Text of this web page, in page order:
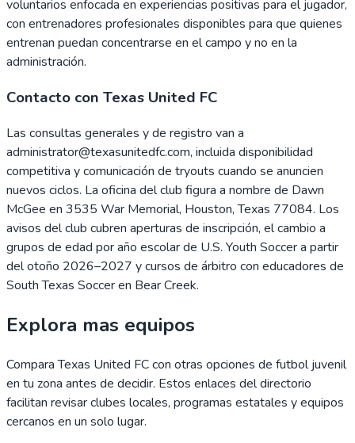
voluntarios enfocada en experiencias positivas para el jugador,
con entrenadores profesionales disponibles para que quienes
entrenan puedan concentrarse en el campo y no en la
administración.
Contacto con Texas United FC
Las consultas generales y de registro van a
administrator@texasunitedfc.com, incluida disponibilidad
competitiva y comunicación de tryouts cuando se anuncien
nuevos ciclos. La oficina del club figura a nombre de Dawn
McGee en 3535 War Memorial, Houston, Texas 77084. Los
avisos del club cubren aperturas de inscripción, el cambio a
grupos de edad por año escolar de U.S. Youth Soccer a partir
del otoño 2026–2027 y cursos de árbitro con educadores de
South Texas Soccer en Bear Creek.
Explora mas equipos
ComparaTexas United FCcon otras opciones de futbol juvenil
en tu zona antes de decidir. Estos enlaces del directorio
facilitan revisar clubes locales, programas estatales y equipos
cercanos en un solo lugar.